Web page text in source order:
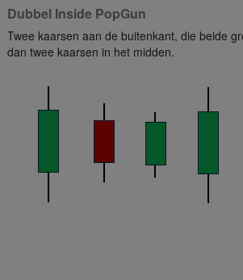
Dubbel Inside PopGun
Twee kaarsen aan de buitenkant, die beide
dan twee kaarsen in het midden.